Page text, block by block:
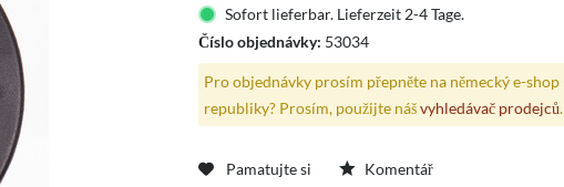
Sofort lieferbar. Lieferzeit 2-4 Tage.
Číslo objednávky: 53034
Pro objednávky prosím přepněte na německý e-
republiky? Prosím, použijte nášvyhledávač prodejců.
Pamatujte si Komentář